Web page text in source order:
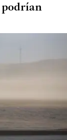
podrían